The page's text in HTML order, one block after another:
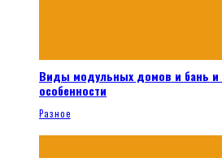
Виды модульных домов и бань и
особенности
Разное